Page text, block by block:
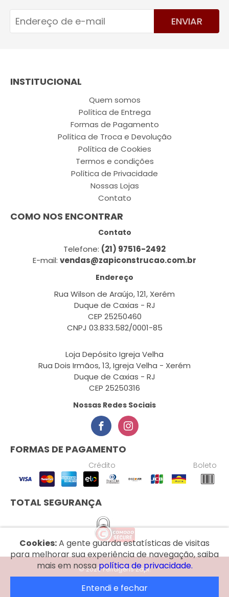
ENVIAR
INSTITUCIONAL
Quem somos
Política de Entrega
Formas de Pagamento
Política de Troca e Devolução
Política de Cookies
Termos e condições
Política de Privacidade
Nossas Lojas
Contato
COMO NOS ENCONTRAR
Contato
Telefone: (21) 97516-2492
E-mail: vendas@zapiconstrucao.com.br
Endereço
Rua Wilson de Araújo, 121, Xerém
Duque de Caxias - RJ
CEP 25250460
CNPJ 03.833.582/0001-85
Loja Depósito Igreja Velha
Rua Dois Irmãos, 13, Igreja Velha - Xerém
Duque de Caxias - RJ
CEP 25250316
Nossas Redes Sociais
FORMAS DE PAGAMENTO
Crédito Boleto
TOTAL SEGURANÇA
Cookies:A gente guarda estatísticas de visitas
para melhorar sua experiência de navegação, saiba
mais em nossapolítica de privacidade.
Entendi e fechar
© 2026 Ferragens Zapi.